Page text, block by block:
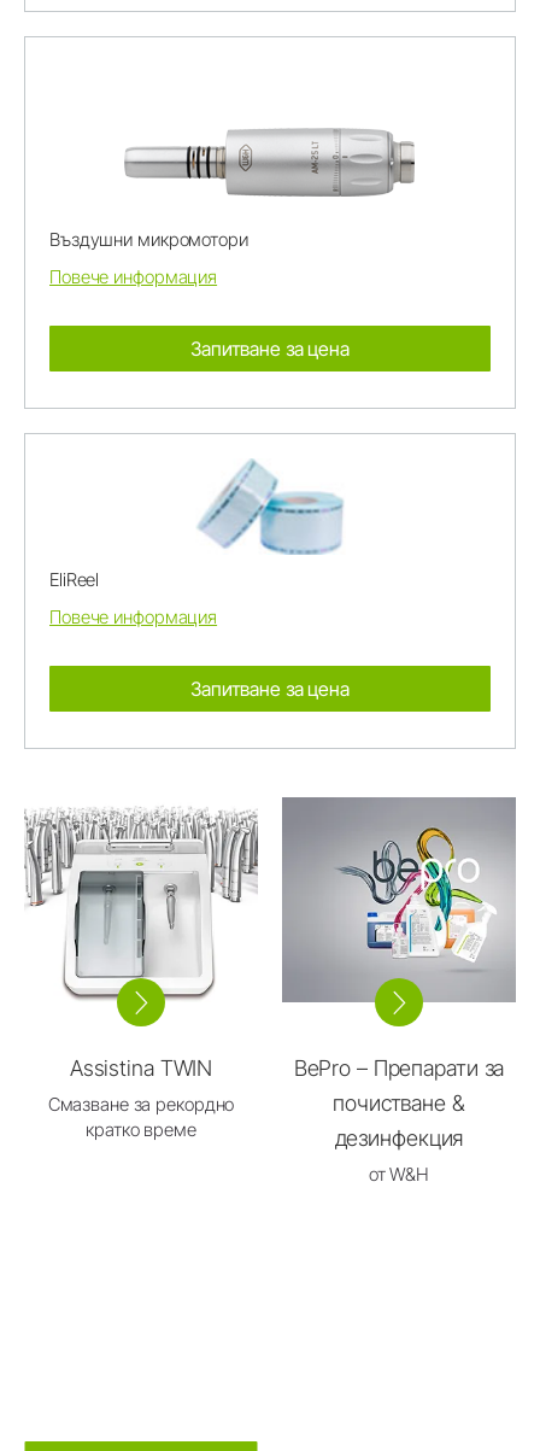
Въздушни микромотори
Повече информация
Запитване за цена
EliReel
Повече информация
Запитване за цена
Assistina TWIN
Смазване за рекордно
кратко време
BePro – Препарати за
почистване &
дезинфекция
от W&H